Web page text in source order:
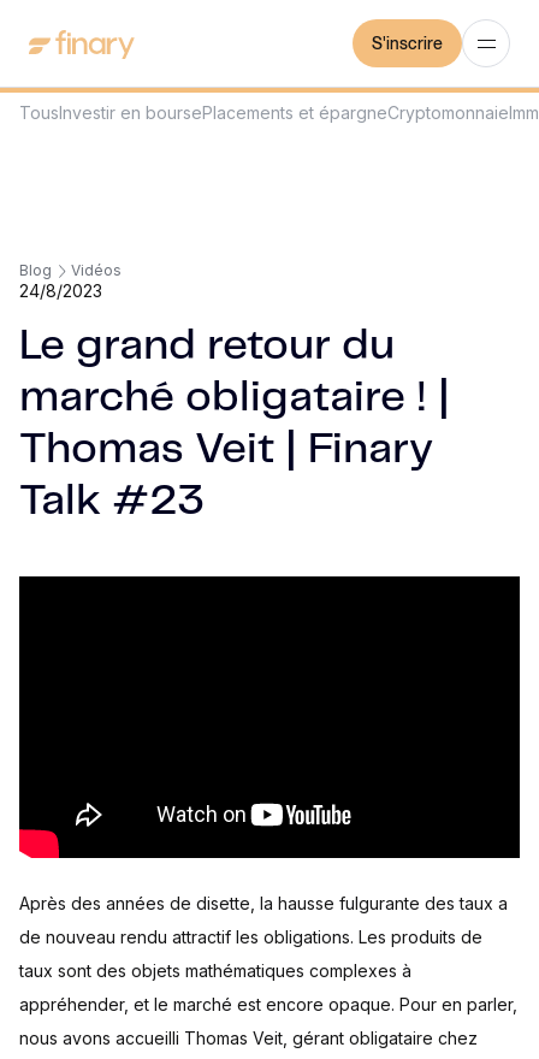
S'inscrire
TousInvestir en boursePlacements et épargneCryptomonnaie
Blog Vidéos
24/8/2023
Le grand retour du
marché obligataire ! |
Thomas Veit | Finary
Talk #23
Après des années de disette, la hausse fulgurante des taux a
de nouveau rendu attractif les obligations. Les produits de
taux sont des objets mathématiques complexes à
appréhender, et le marché est encore opaque. Pour en parler,
nous avons accueilli Thomas Veit, gérant obligataire chez